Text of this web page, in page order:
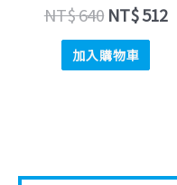
NT$640 NT$512
加入購物車